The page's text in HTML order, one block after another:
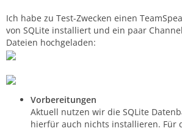
Ich habe zu Test-Zwecken einen
von SQLite installiert und ein paar
Dateien hochgeladen:
Vorbereitungen
Aktuell nutzen wir die SQLite
hierfür auch nichts installieren. Für